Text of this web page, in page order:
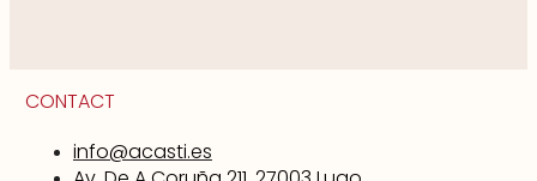
CONTACT
info@acasti.es